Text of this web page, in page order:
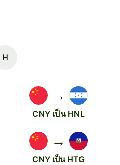
H
→
CNY เป็น HNL
→
CNY เป็น HTG